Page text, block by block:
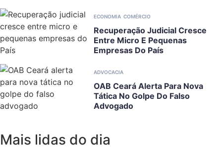
ECONOMIA COMÉRCIO
Recuperação Judicial Cresce
Entre Micro E Pequenas
Empresas Do País
ADVOCACIA
OAB Ceará Alerta Para Nova
Tática No Golpe Do Falso
Advogado
Mais lidas do dia